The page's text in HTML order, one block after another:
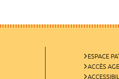
ESPACE
ACCÈS